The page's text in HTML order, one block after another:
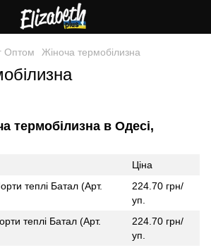
Оптом Жіноча термобілизна
термобілизна в Одесі,
Ціна
теплі Батал (Арт.
224.70 грн/
уп.
теплі Батал (Арт.
224.70 грн/
уп.